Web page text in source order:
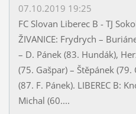
07.10.2019 19:25
FC Slovan Liberec B - TJ
ŽIVANICE: Frydrych –
– D. Pánek (83. Hundák),
(75. Gašpar) – Štěpánek
(87. F. Pánek). LIBEREC B:
Michal (60....